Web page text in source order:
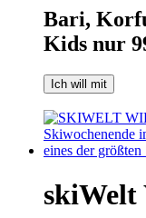
Bari,
Kids nur
Ich will mit
skiWelt